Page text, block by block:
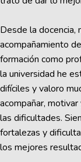
Desde la
acompañamiento
formación como
la universidad he
difíciles y valoro
acompañar,
las dificultades.
fortalezas y
los mejores